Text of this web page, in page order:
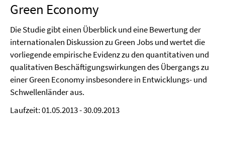
Green Economy
Die Studie gibt einen Überblick und eine Bewertung der
internationalen Diskussion zu Green Jobs und wertet die
vorliegende empirische Evidenz zu den quantitativen und
qualitativen Beschäftigungswirkungen des Übergangs zu
einer Green Economy insbesondere in Entwicklungs- und
Schwellenländer aus.
Laufzeit: 01.05.2013 - 30.09.2013